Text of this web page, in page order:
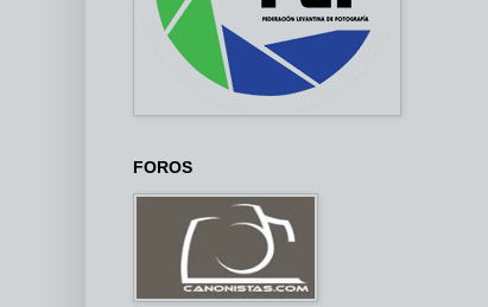
FOROS